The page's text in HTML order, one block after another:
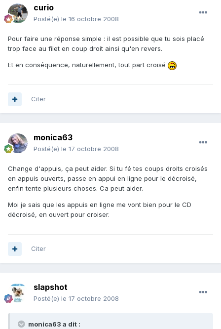
curio
Posté(e) le 16 octobre 2008
Pour faire une réponse simple : il est possible que tu sois placé
trop face au filet en coup droit ainsi qu'en revers.
Et en conséquence, naturellement, tout part croisé
Citer
monica63
Posté(e) le 17 octobre 2008
Change d'appuis, ça peut aider. Si tu fé tes coups droits croisés
en appuis ouverts, passe en appui en ligne pour le décroisé,
enfin tente plusieurs choses. Ca peut aider.
Moi je sais que les appuis en ligne me vont bien pour le CD
décroisé, en ouvert pour croiser.
Citer
slapshot
Posté(e) le 17 octobre 2008
monica63 a dit :